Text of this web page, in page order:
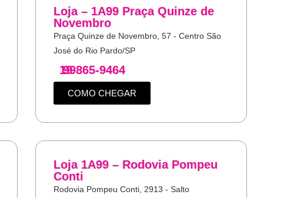
Loja – 1A99 Praça Quinze de
Novembro
Praça Quinze de Novembro, 57 - Centro São
José do Rio Pardo/SP
19
99865-9464
COMO CHEGAR
Loja 1A99 – Rodovia Pompeu
Conti
Rodovia Pompeu Conti, 2913 - Salto